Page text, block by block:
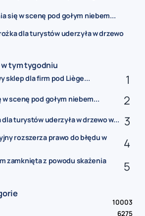
się w scenę pod gołym niebem...
dla turystów uderzyła w drzewo
tym tygodniu
sklep dla firm pod Liège...
scenę pod gołym niebem...
turystów uderzyła w drzewo w...
rozszerza prawo do błędu w
zamknięta z powodu skażenia
10003
6275